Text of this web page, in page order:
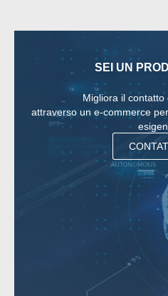
SEI UN
Migliora il contatto
attraverso un e-commerce